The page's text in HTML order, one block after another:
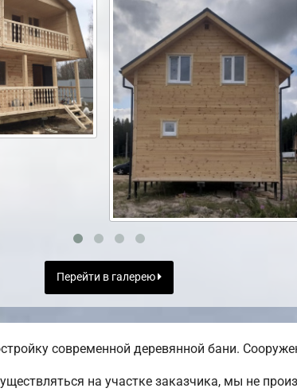
Перейти в галерею
современной деревянной бани.
на участке заказчика, мы не